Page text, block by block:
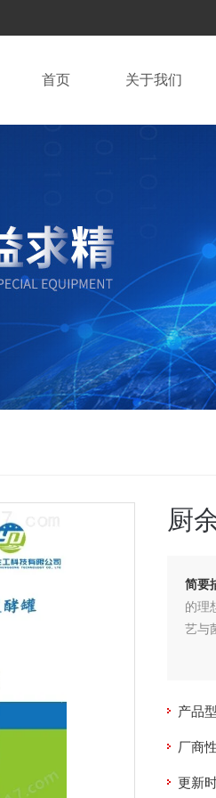
首页 关于我们
厨
简要
的理
艺与
产品
厂商
更新